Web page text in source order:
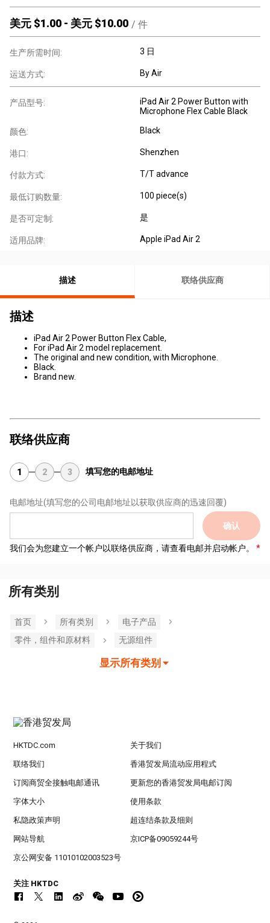
美元 $1.00 - 美元 $10.00 / 件
生产所需时间: 3 日
运送方式: By Air
产品型号:
iPad Air 2 Power Button with
Microphone Flex Cable Black
颜色: Black
港口: Shenzhen
付款方式: T/T advance
最低订购数量: 100 piece(s)
是否可定制: 是
适用品牌: Apple iPad Air 2
描述 联络供应商
描述
iPad Air 2 Power Button Flex Cable,
For iPad Air 2 model replacement.
The original and new condition, with Microphone.
Black.
Brand new.
联络供应商
1 2 3 填写您的电邮地址
电邮地址(填写您的公司电邮地址以获取供应商的迅速回覆)
确认
我们会为您建立一个帐户以联络供应商，请查看电邮并启动帐户。
所有类别
首页 所有类別
电子产品
零件，组件和原材料
无源组件
显示所有类别
HKTDC.com 关于我们
联络我们 香港贸发局流动应用程式
订阅商贸全接触电邮通讯 更新您的香港贸发局电邮订阅
字体大小 使用条款
私隐政策声明 超连结条款及细则
网站导航 京ICP备09059244号
京公网安备 11010102003523号
关注 HKTDC